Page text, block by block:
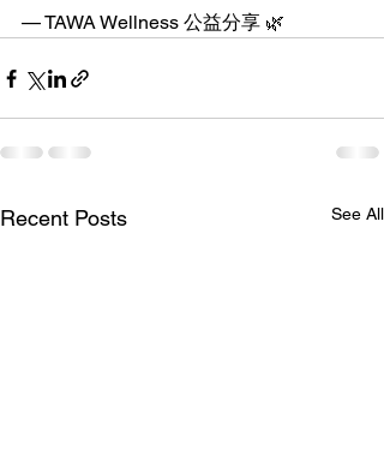
— TAWA Wellness 公益分享 🌿
Recent Posts See All